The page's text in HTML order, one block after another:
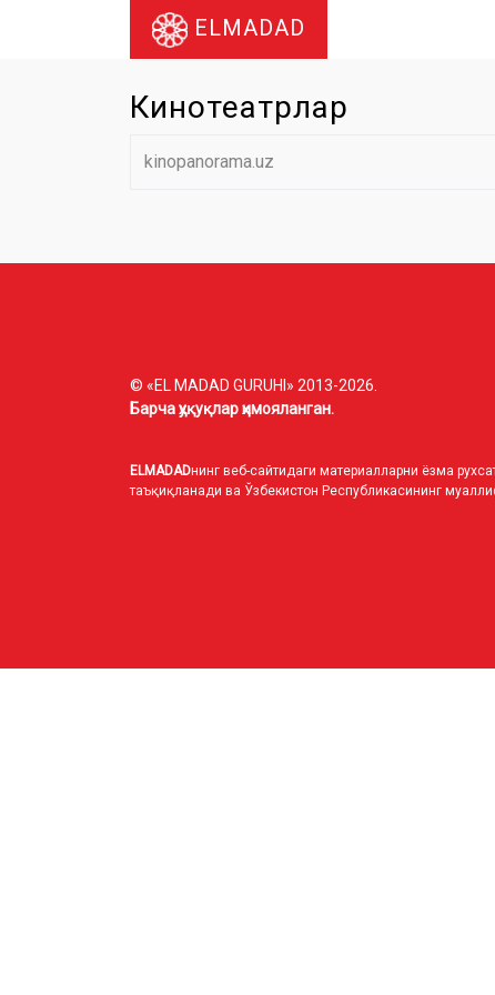
ELMADAD
Кинотеатрлар
kinopanorama.uz
© «EL MADAD GURUHI» 2013-2026.
Барча ҳуқуқлар ҳимояланган.
ELMADADнинг веб-сайтидаги материалларни ёзма
таъқиқланади ва Ўзбекистон Республикасининг